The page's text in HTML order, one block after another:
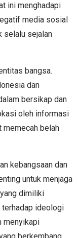
ini menghadapi
media sosial
selalu sejalan
bangsa.
dan
bersikap dan
oleh informasi
memecah belah
kebangsaan dan
untuk menjaga
dimiliki
terhadap ideologi
menyikapi